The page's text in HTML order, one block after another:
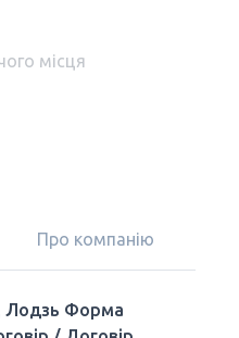
місця
Про компанію
Лодзь Форма